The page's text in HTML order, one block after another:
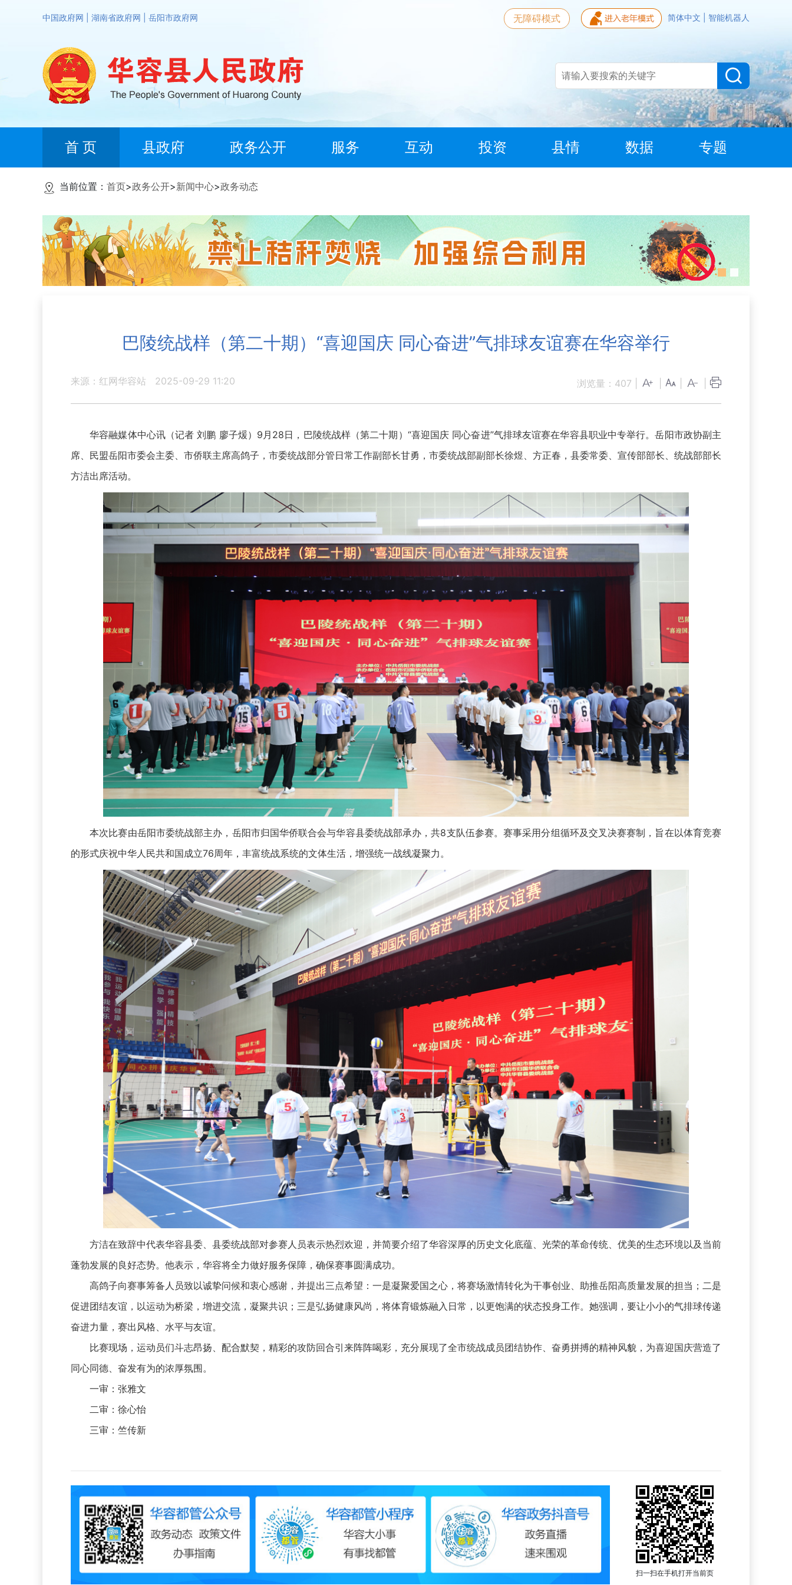
中国政府网 湖南省政府网 岳阳市政府网 简体中文 智能机器人
无障碍模式
首 页 县政府 政务公开 服务 互动 投资 县情 数据 专题
当前位置： 首页>政务公开>新闻中心>政务动态
巴陵统战样（第二十期）“喜迎国庆 同心奋进”气排球友谊赛在华容举行
来源：红网华容站 2025-09-29 11:20 浏览量： 407
华容融媒体中心讯（记者 刘鹏 廖子煖）9月28日，巴陵统战样（第二十期）“喜迎国庆 同心奋进”气排球友谊赛在华容县职业中专举行。岳阳市政协副主
席、民盟岳阳市委会主委、市侨联主席高鸽子，市委统战部分管日常工作副部长甘勇，市委统战部副部长徐煜、方正春，县委常委、宣传部部长、统战部部长
方洁出席活动。
本次比赛由岳阳市委统战部主办，岳阳市归国华侨联合会与华容县委统战部承办，共8支队伍参赛。赛事采用分组循环及交叉决赛赛制，旨在以体育竞赛
的形式庆祝中华人民共和国成立76周年，丰富统战系统的文体生活，增强统一战线凝聚力。
方洁在致辞中代表华容县委、县委统战部对参赛人员表示热烈欢迎，并简要介绍了华容深厚的历史文化底蕴、光荣的革命传统、优美的生态环境以及当前
蓬勃发展的良好态势。他表示，华容将全力做好服务保障，确保赛事圆满成功。
高鸽子向赛事筹备人员致以诚挚问候和衷心感谢，并提出三点希望：一是凝聚爱国之心，将赛场激情转化为干事创业、助推岳阳高质量发展的担当；二是
促进团结友谊，以运动为桥梁，增进交流，凝聚共识；三是弘扬健康风尚，将体育锻炼融入日常，以更饱满的状态投身工作。她强调，要让小小的气排球传递
奋进力量，赛出风格、水平与友谊。
比赛现场，运动员们斗志昂扬、配合默契，精彩的攻防回合引来阵阵喝彩，充分展现了全市统战成员团结协作、奋勇拼搏的精神风貌，为喜迎国庆营造了
同心同德、奋发有为的浓厚氛围。
一审：张雅文
二审：徐心怡
三审：竺传新
扫一扫在手机打开当前页